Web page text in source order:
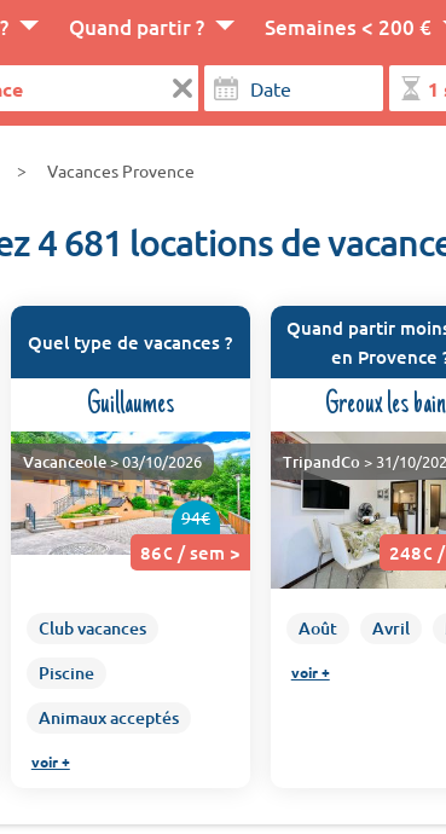
Quand partir ? Semaines < 200 €
Vacances Provence
4 681 locations de
Quel type de vacances ?
Guillaumes
94€
86€ / sem >
Vacanceole> 03/10/2026
Club vacances
Piscine
Animaux acceptés
voir +
Quand partir
en Provence
Greoux les
248€
TripandCo > 31/10/
Août Avril
voir +